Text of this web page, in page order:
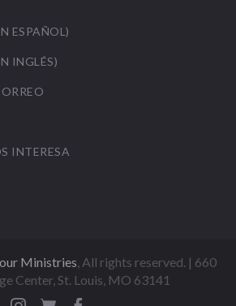
ESPAÑOL)
INGLÉS)
INTERESA
Ministries, All rights reserved. | 660
Center, St. Louis, MO 63141